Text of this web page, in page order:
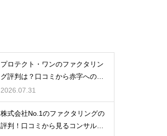
プロテクト・ワンのファクタリン
グ評判は？口コミから赤字への対
応力を調査
2026.07.31
株式会社No.1のファクタリングの
評判！口コミから見るコンサル力